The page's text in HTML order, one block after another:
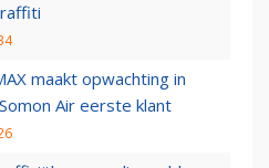
maakt opwachting in
Air eerste klant